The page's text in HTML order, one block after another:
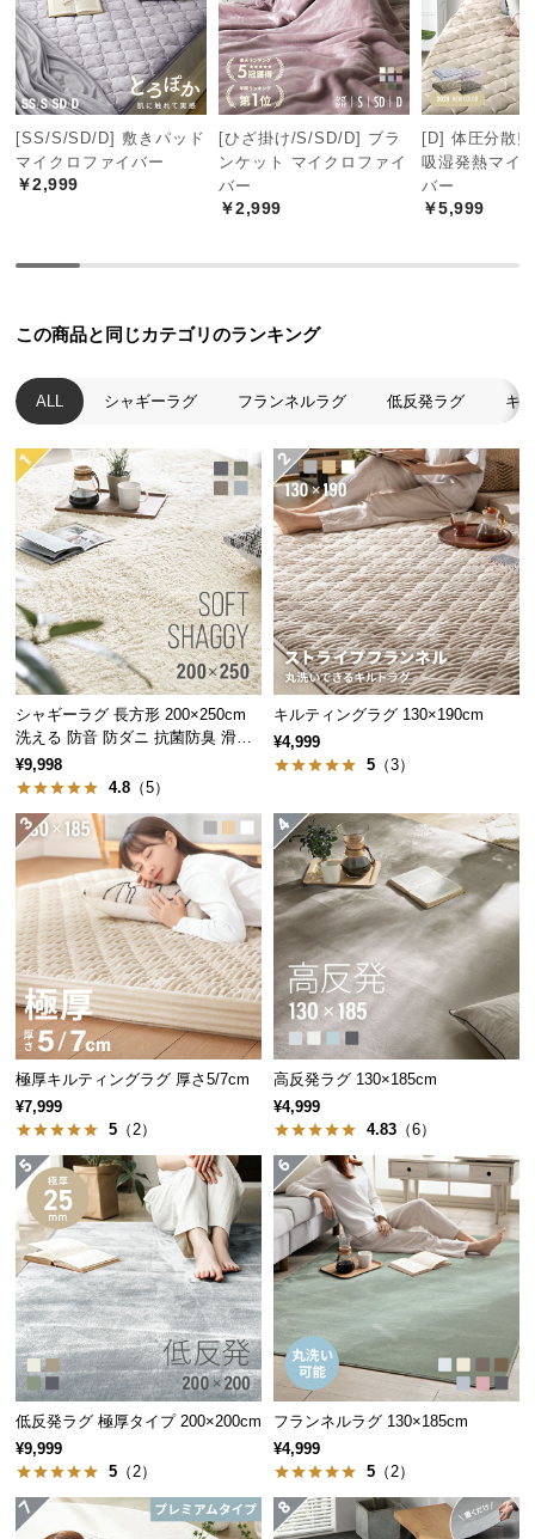
中
型
商
品
の
配
送
小
商
品
の
送
に
つ
い
て
開
梱
設
置
サ
ー
ビ
ス
つ
い
て
搬
入
経
路
に
つ
い
て
返
品・
キ
ャ
ン
セ
ル
に
つ
い
[SS/S/SD/D] 敷きパッド
マイクロファイバー
￥2,999
[ひざ掛け/S/SD/D] ブラ
ンケット マイクロファイ
バー
￥2,999
[D] 体圧分散
吸湿発熱マイ
バー
￥5,999
この商品と同じカテゴリのランキング
ALL シャギーラグ フランネルラグ 低反発ラグ キ
シャギーラグ 長方形 200×250cm
洗える 防音 防ダニ 抗菌防臭 滑り
止め付き
¥9,998
4.8 （5）
キルティングラグ 130×190cm
¥4,999
5 （3）
極厚キルティングラグ 厚さ5/7cm
¥7,999
5 （2）
高反発ラグ 130×185cm
¥4,999
4.83 （6）
低反発ラグ 極厚タイプ 200×200cm
¥9,999
5 （2）
フランネルラグ 130×185cm
¥4,999
5 （2）